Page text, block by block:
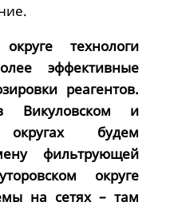
технологи
эффективные
реагентов.
Викуловском и
округах будем
фильтрующей
округе
на сетях – там